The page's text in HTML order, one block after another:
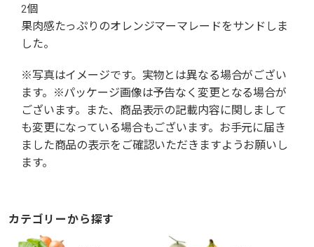
2個
果肉感たっぷりのオレンジマーマレードをサンドしま
した。
※写真はイメージです。実物とは異なる場合がござい
ます。※パッケージ画像は予告なく変更となる場合が
ございます。また、商品表示の記載内容に関しまして
も変更になっている場合もございます。お手元に届き
ました商品の表示をご確認いただきますようお願いし
ます。
カテゴリーから探す